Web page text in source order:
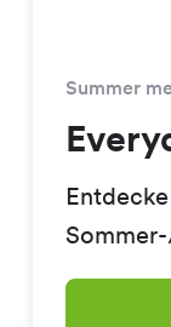
Summer